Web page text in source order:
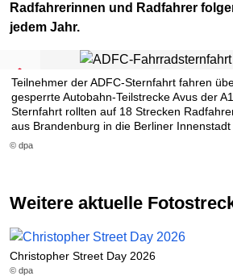
Radfahrerinnen und Radfahrer
jedem Jahr.
© dpa
Teilnehmer der ADFC-Sternfahrt fahren
gesperrte Autobahn-Teilstrecke Avus der
Sternfahrt rollten auf 18 Strecken
aus Brandenburg in die Berliner Innenstadt
Weitere aktuelle
Christopher Street Day 2026
© dpa